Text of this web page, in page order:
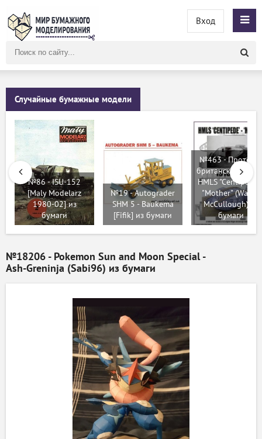
сайту
Вход
Случайные бумажные модели
№86 - ISU-152
[Maly Modelarz
1980-02] из
бумаги
№19 - Autograder
SHM 5 - Baukema
[Fifik] из бумаги
№463 -
британского
HMLS "Centipede"
"Mother" (Wayne
McCullough) из
бумаги
№18206 - Pokemon Sun and Moon Special -
Ash-Greninja (Sabi96) из бумаги